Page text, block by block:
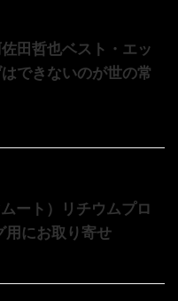
佐田哲也ベスト・エッ
できないのが世の常
ート）リチウムプロ
にお取り寄せ